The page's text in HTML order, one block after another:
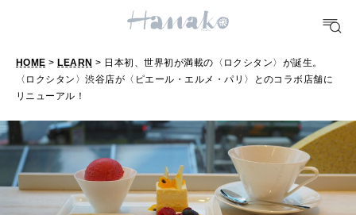
[12星座別] Monthly Love Holoscope
算命学がわかる今月のあなた
自分にやさしく
LEARN
MAMA
ママもいろいろ
HOME > LEARN > 日本初、世界初が満載の〈ロクシタン〉が誕生。
〈ロクシタン〉渋谷店が〈ピエール・エルメ・パリ〉とのコラボ店舗に
リニューアル！